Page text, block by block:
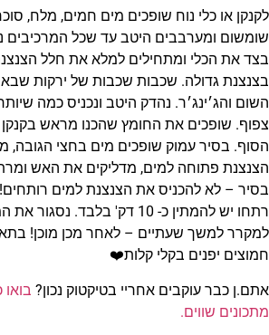
לקנקן או כלי נוח שופכים מים חמים, מלח,
שומשום ומערבבים היטב עד שכל המרכיבים
בצד את הכלי ומתחילים למלא את חלל
בצנצנת גדולה. שכבות שכבות של ירקות
השום והג׳ינג׳ר. נהדק היטב ונכניס כמה
צפוף. שופכים את החומץ שהכנו מראש
הסוף. בסיר עמוק שופכים מים בחצי הגובה,
הצנצנת פתוחה למים, מדליקים את האש
בסיר – לא להכניס את הצנצנת למים
רתחו יש להמתין כ- 10 דק' בלבד.
למקרר למשך שעתיים – לאחר מכן מוכן!
חמוצים יפנים בקלי קלות❤️
אתם.ן כבר עוקבים אחריי בטיקטוק נכון?
מתכונים שווים.